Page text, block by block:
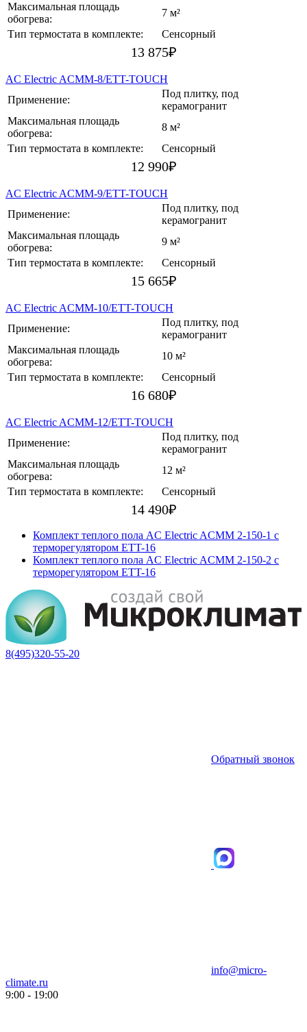
Максимальная площадь
обогрева:
7 м²
Тип термостата в комплекте:
Сенсорный
13 875₽
AC Electric ACMM-8/ETT-TOUCH
Применение:
Под плитку, под
керамогранит
Максимальная площадь
обогрева:
8 м²
Тип термостата в комплекте:
Сенсорный
12 990₽
AC Electric ACMM-9/ETT-TOUCH
Применение:
Под плитку, под
керамогранит
Максимальная площадь
обогрева:
9 м²
Тип термостата в комплекте:
Сенсорный
15 665₽
AC Electric ACMM-10/ETT-TOUCH
Применение:
Под плитку, под
керамогранит
Максимальная площадь
обогрева:
10 м²
Тип термостата в комплекте:
Сенсорный
16 680₽
AC Electric ACMM-12/ETT-TOUCH
Применение:
Под плитку, под
керамогранит
Максимальная площадь
обогрева:
12 м²
Тип термостата в комплекте:
Сенсорный
14 490₽
Комплект теплого пола AC Electric ACMM 2-150-1 с
терморегулятором ETT-16
Комплект теплого пола AC Electric ACMM 2-150-2 с
терморегулятором ETT-16
8(495)320-55-20
Обратный звонок
info@micro-
climate.ru
9:00 - 19:00